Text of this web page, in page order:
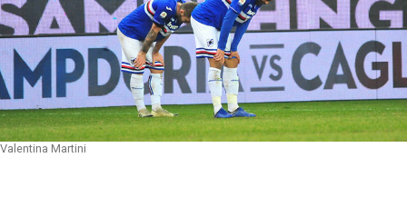
Valentina Martini